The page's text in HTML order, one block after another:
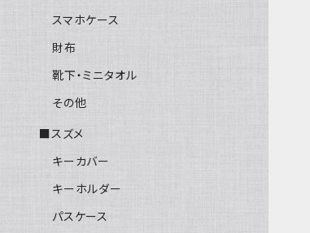
スマホケース
財布
靴下・ミニタオル
その他
■スズメ
キーカバー
キーホルダー
パスケース